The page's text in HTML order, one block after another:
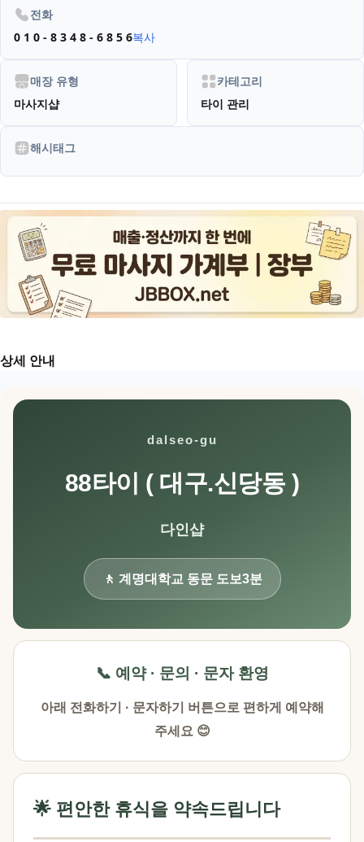
전화
0 1 0 - 8 3 4 8 - 6 8 5 6복사
매장 유형
마사지샵
카테고리
타이 관리
해시태그
상세 안내
dalseo-gu
88타이 ( 대구.신당동 )
다인샵
🚶 계명대학교 동문 도보3분
📞 예약 · 문의 · 문자 환영
아래 전화하기 · 문자하기 버튼으로 편하게 예약해
주세요 😊
🌟 편안한 휴식을 약속드립니다